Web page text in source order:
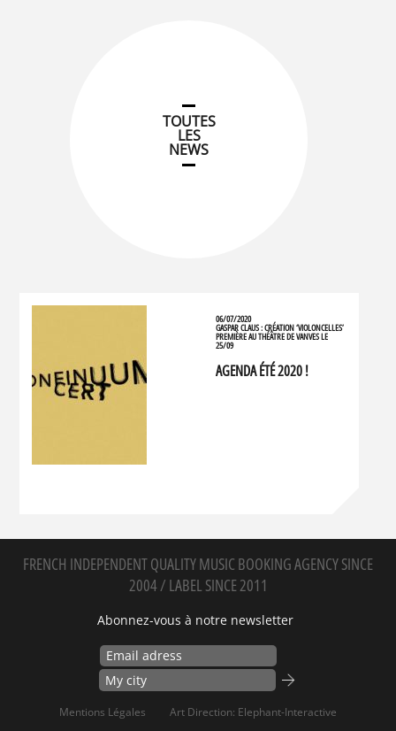
TOUTES
LES
NEWS
06/07/2020
GASPAR CLAUS : CRÉATION ‘VIOLONCELLES’
PREMIÈRE AU THÉÂTRE DE VANVES LE
25/09
AGENDA ÉTÉ 2020 !
FRENCH INDEPENDENT QUALITY MUSIC BOOKING AGENCY SINCE
2004 / LABEL SINCE 2011
Abonnez-vous à notre newsletter
Mentions Légales Art Direction: Elephant-Interactive